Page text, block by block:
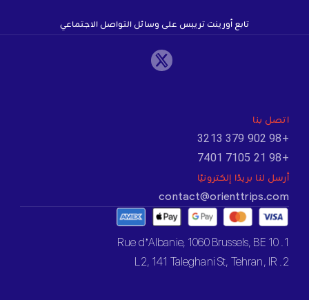
تابع أورينت تريبس على وسائل التواصل الاجتماعي
اتصل بنا
+98 902 379 3213
+98 21 7105 7401
أرسل لنا بريدًا إلكترونيًا
contact@orienttrips.com
1. 10 Rue d’Albanie, 1060 Brussels, BE
2. L2, 141 Taleghani St, Tehran, IR